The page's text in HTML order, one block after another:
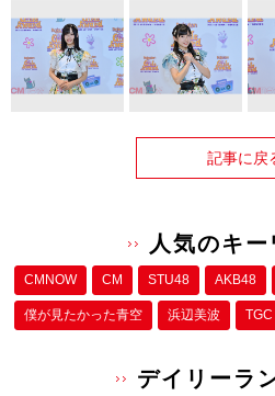
記事に戻
人気のキー
CMNOW CM STU48 AKB48
僕が⾒たかった⻘空 浜辺美波 TGC
デイリーラ